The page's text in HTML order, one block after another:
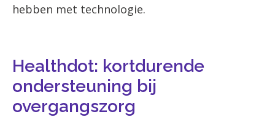
hebben met technologie.
Healthdot: kortdurende
ondersteuning bij
overgangszorg